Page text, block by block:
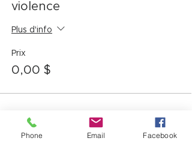
violence
Plus d'info
Prix
0,00 $
Partager cet événement
Phone Email Facebook